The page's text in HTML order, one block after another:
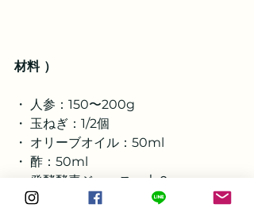
材料 ）
・ 人参：150〜200g
・ 玉ねぎ：1/2個
・ オリーブオイル：50ml
・ 酢：50ml
・ 発酵酵素ジュース：大２
・ 薄口醤油：小さじ２